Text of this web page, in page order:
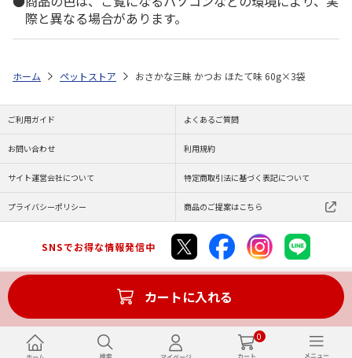
0
際と異なる場合があります。
カートに入れる
ホーム ペットストア おさかな三昧 かつお ほたて味 60g×3袋
ご利用ガイド よくあるご質問
お問い合わせ 利用規約
サイト運営会社について 特定商取引法に基づく表記について
プライバシーポリシー 商品のご提案はこちら
SNSでお得な情報発信中